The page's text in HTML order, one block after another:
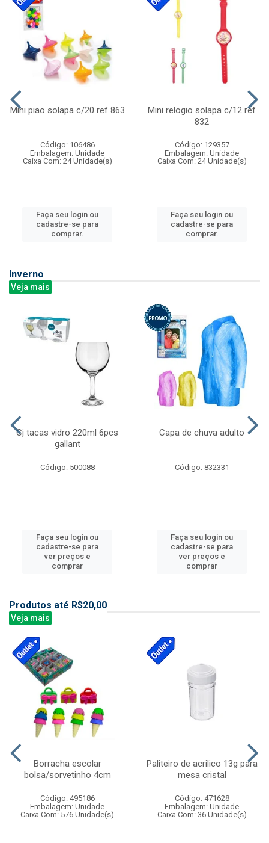
Mini piao solapa c/20 ref 863
Código: 106486
Embalagem: Unidade
Caixa Com: 24 Unidade(s)
Faça seu login ou
cadastre-se para
comprar.
Mini relogio solapa c/12 ref
832
Código: 129357
Embalagem: Unidade
Caixa Com: 24 Unidade(s)
Faça seu login ou
cadastre-se para
comprar.
Inverno
Veja mais
Cj tacas vidro 220ml 6pcs
gallant
Código: 500088
Faça seu login ou
cadastre-se para
ver preços e
comprar
Capa de chuva adulto
Código: 832331
Faça seu login ou
cadastre-se para
ver preços e
comprar
Produtos até R$20,00
Veja mais
Borracha escolar
bolsa/sorvetinho 4cm
Código: 495186
Embalagem: Unidade
Caixa Com: 576 Unidade(s)
Paliteiro de acrilico 13g para
mesa cristal
Código: 471628
Embalagem: Unidade
Caixa Com: 36 Unidade(s)